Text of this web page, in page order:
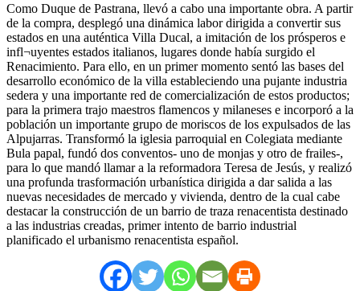
Como Duque de Pastrana, llevó a cabo una importante obra. A partir
de la compra, desplegó una dinámica labor dirigida a convertir sus
estados en una auténtica Villa Ducal, a imitación de los prósperos e
infl¬uyentes estados italianos, lugares donde había surgido el
Renacimiento. Para ello, en un primer momento sentó las bases del
desarrollo económico de la villa estableciendo una pujante industria
sedera y una importante red de comercialización de estos productos;
para la primera trajo maestros flamencos y milaneses e incorporó a la
población un importante grupo de moriscos de los expulsados de las
Alpujarras. Transformó la iglesia parroquial en Colegiata mediante
Bula papal, fundó dos conventos- uno de monjas y otro de frailes-,
para lo que mandó llamar a la reformadora Teresa de Jesús, y realizó
una profunda trasformación urbanística dirigida a dar salida a las
nuevas necesidades de mercado y vivienda, dentro de la cual cabe
destacar la construcción de un barrio de traza renacentista destinado
a las industrias creadas, primer intento de barrio industrial
planificado el urbanismo renacentista español.